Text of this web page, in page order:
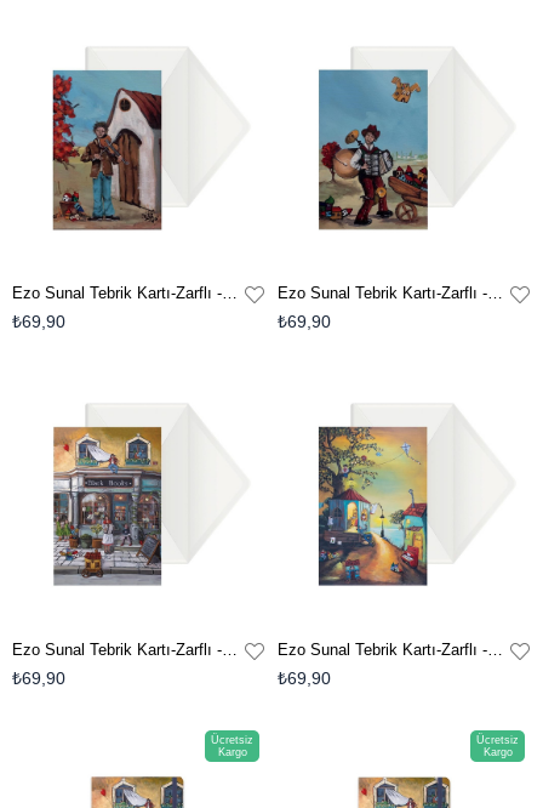
Ezo Sunal Tebrik Kartı-Zarflı - No:4
₺69,90
Ezo Sunal Tebrik Kartı-Zarflı - No:3
₺69,90
Ezo Sunal Tebrik Kartı-Zarflı - No:2
₺69,90
Ezo Sunal Tebrik Kartı-Zarflı - No:1
₺69,90
Ücretsiz
Kargo
Ücretsiz
Kargo